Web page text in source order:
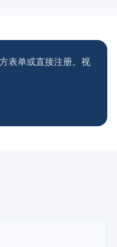
表单或直接注册。视